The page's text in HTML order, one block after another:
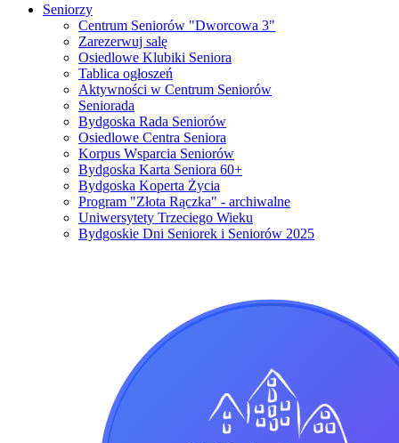
Seniorzy
Centrum Seniorów "Dworcowa 3"
Zarezerwuj salę
Osiedlowe Klubiki Seniora
Tablica ogłoszeń
Aktywności w Centrum Seniorów
Seniorada
Bydgoska Rada Seniorów
Osiedlowe Centra Seniora
Korpus Wsparcia Seniorów
Bydgoska Karta Seniora 60+
Bydgoska Koperta Życia
Program "Złota Rączka" - archiwalne
Uniwersytety Trzeciego Wieku
Bydgoskie Dni Seniorek i Seniorów 2025